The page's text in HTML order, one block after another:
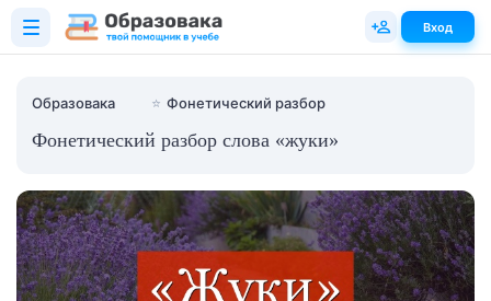
Образовака ⭐ Фонетический разбор
Фонетический разбор слова «жуки»
Вход